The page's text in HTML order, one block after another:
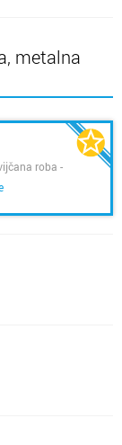
metalna
roba -
graviranje